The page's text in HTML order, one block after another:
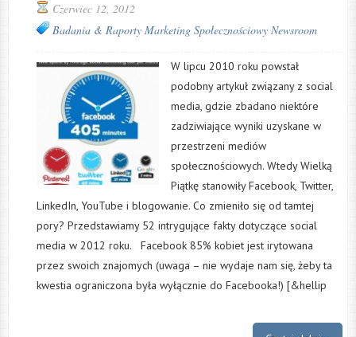
Czerwiec 12, 2012
Badania & Raporty Marketing Społecznościowy Newsroom
W lipcu 2010 roku powstał
podobny artykuł związany z social
media, gdzie zbadano niektóre
zadziwiające wyniki uzyskane w
przestrzeni mediów
społecznościowych. Wtedy Wielką
Piątkę stanowiły Facebook, Twitter,
LinkedIn, YouTube i blogowanie. Co zmieniło się od tamtej
pory? Przedstawiamy 52 intrygujące fakty dotyczące social
media w 2012 roku. Facebook 85% kobiet jest irytowana
przez swoich znajomych (uwaga – nie wydaje nam się, żeby ta
kwestia ograniczona była wyłącznie do Facebooka!) [&hellip